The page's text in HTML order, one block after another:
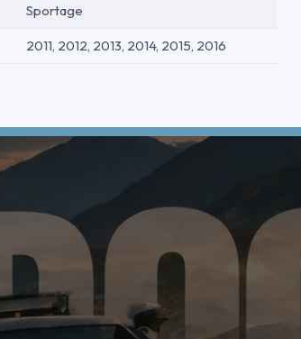
Sportage
2011, 2012, 2013, 2014, 2015, 2016